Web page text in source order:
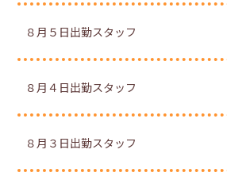
８月５日出勤スタッフ
８月４日出勤スタッフ
８月３日出勤スタッフ